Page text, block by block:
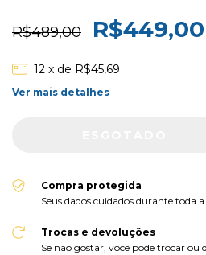
R$489,00 R$449,00
12 x de R$45,69
Ver mais detalhes
Compra protegida
Seus dados cuidados durante toda
Trocas e devoluções
Se não gostar, você pode trocar ou